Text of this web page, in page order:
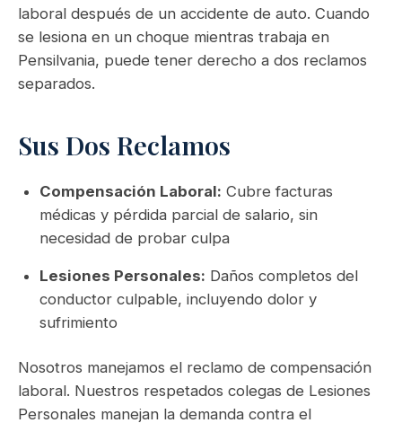
laboral después de un accidente de auto. Cuando
se lesiona en un choque mientras trabaja en
Pensilvania, puede tener derecho a dos reclamos
separados.
Sus Dos Reclamos
Compensación Laboral: Cubre facturas
médicas y pérdida parcial de salario, sin
necesidad de probar culpa
Lesiones Personales: Daños completos del
conductor culpable, incluyendo dolor y
sufrimiento
Nosotros manejamos el reclamo de compensación
laboral. Nuestros respetados colegas de Lesiones
Personales manejan la demanda contra el